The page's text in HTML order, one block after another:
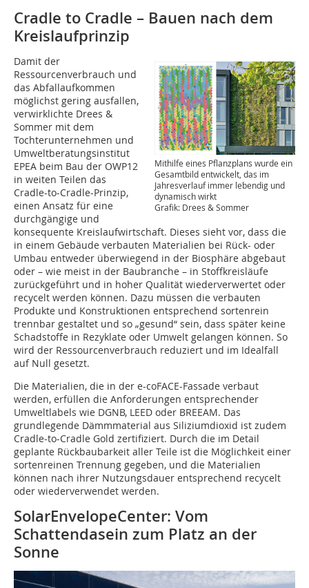
Cradle to Cradle – Bauen nach dem
Kreislaufprinzip
Mithilfe eines Pflanzplans wurde ein
Gesamtbild entwickelt, das im
Jahresverlauf immer lebendig und
dynamisch wirkt
Grafik: Drees & Sommer
Damit der
Ressourcenverbrauch und
das Abfall­aufkommen
möglichst gering ausfallen,
verwirklichte Drees &
Sommer mit dem
Tochterunternehmen und
Umweltberatungsinstitut
EPEA beim Bau der OWP12
in weiten Teilen das
Cradle-to-Cradle-Prinzip,
einen Ansatz für eine
durchgängige und
konsequente Kreislaufwirtschaft. Dieses sieht vor, dass die
in einem Gebäude verbauten Materialien bei Rück- oder
Umbau entweder überwiegend in der Biosphäre abgebaut
oder – wie meist in der Baubranche – in Stoffkreisläufe
zurückgeführt und in hoher Qualität wiederverwertet oder
recycelt werden können. Dazu müssen die verbauten
Produkte und Konstruktionen entsprechend sortenrein
trennbar gestaltet und so „gesund“ sein, dass später keine
Schadstoffe in Rezyklate oder Umwelt gelangen können. So
wird der Ressourcenverbrauch reduziert und im Idealfall
auf Null gesetzt.
Die Materialien, die in der e-coFACE-Fassade verbaut
werden, erfüllen die Anforderungen entsprechender
Umweltlabels wie DGNB, LEED oder BREEAM. Das
grundlegende Dämmmaterial aus Siliziumdioxid ist zudem
Cradle-to-Cradle Gold zertifiziert. Durch die im Detail
geplante Rückbaubarkeit aller Teile ist die Möglichkeit einer
sortenreinen Trennung gegeben, und die Materialien
können nach ihrer Nutzungsdauer entsprechend recycelt
oder wiederverwendet werden.
SolarEnvelopeCenter: Vom
Schattendasein zum Platz an der
Sonne